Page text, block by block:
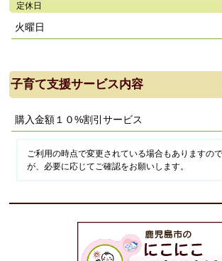
定休日
火曜日
子育て支援サービス内容
購入金額１０%割引サービス
ご利用の時点で変更されている場合もありますの
が、必要に応じてご確認をお願いします。